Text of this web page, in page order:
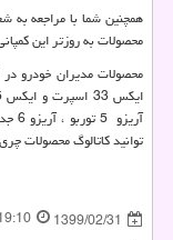
محصولات به روزتر این کمپانی تعویض
ایکس 33 اسپرت و ایکس 55 برای برند
توانید کاتالوگ محصولات
1399/02/31